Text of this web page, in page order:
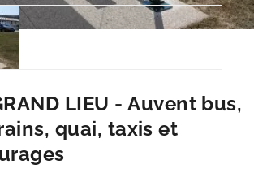
LIEU - Auvent bus,
quai, taxis et